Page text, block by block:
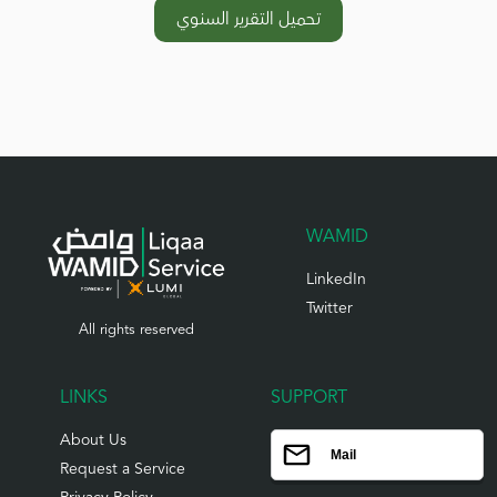
تحميل التقرير السنوي
All rights reserved
WAMID
LinkedIn
Twitter
LINKS
About Us
Request a Service
SUPPORT
Mail